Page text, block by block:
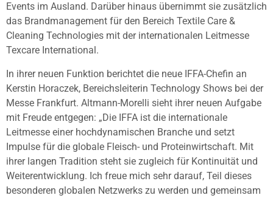
Events im Ausland. Darüber hinaus übernimmt sie zusätzlich
das Brandmanagement für den Bereich Textile Care &
Cleaning Technologies mit der internationalen Leitmesse
Texcare International.
In ihrer neuen Funktion berichtet die neue IFFA-Chefin an
Kerstin Horaczek, Bereichsleiterin Technology Shows bei der
Messe Frankfurt. Altmann-Morelli sieht ihrer neuen Aufgabe
mit Freude entgegen: „Die IFFA ist die internationale
Leitmesse einer hochdynamischen Branche und setzt
Impulse für die globale Fleisch- und Proteinwirtschaft. Mit
ihrer langen Tradition steht sie zugleich für Kontinuität und
Weiterentwicklung. Ich freue mich sehr darauf, Teil dieses
besonderen globalen Netzwerks zu werden und gemeinsam